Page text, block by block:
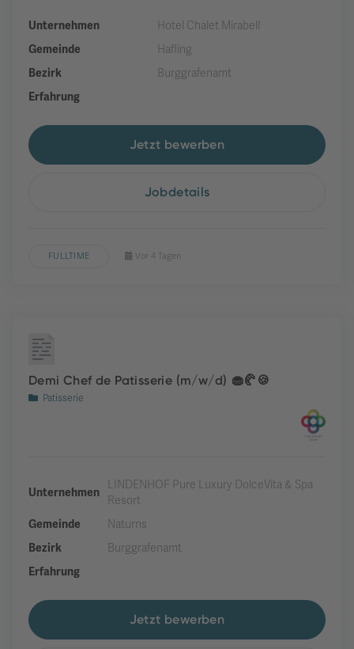
Unternehmen
Hotel Chalet Mirabell
Gemeinde
Hafling
Bezirk
Burggrafenamt
Erfahrung
Jetzt bewerben
Jobdetails
FULLTIME Vor 4 Tagen
Demi Chef de Patisserie (m/w/d) 🧁🥐🍪
Patisserie
Unternehmen
LINDENHOF Pure Luxury DolceVita & Spa
Resort
Gemeinde
Naturns
Bezirk
Burggrafenamt
Erfahrung
Jetzt bewerben